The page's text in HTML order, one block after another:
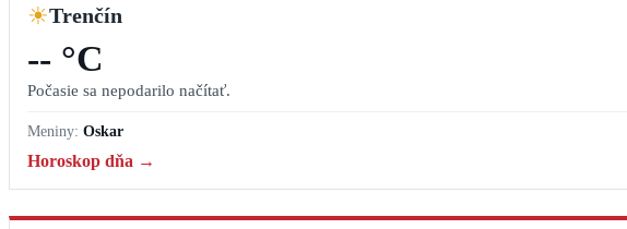
☀Trenčín
-- °C
Počasie sa nepodarilo načítať.
Meniny: Oskar
Horoskop dňa →